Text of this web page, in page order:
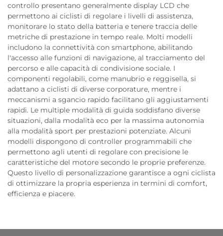
controllo presentano generalmente display LCD che
permettono ai ciclisti di regolare i livelli di assistenza,
monitorare lo stato della batteria e tenere traccia delle
metriche di prestazione in tempo reale. Molti modelli
includono la connettività con smartphone, abilitando
l'accesso alle funzioni di navigazione, al tracciamento del
percorso e alle capacità di condivisione sociale. I
componenti regolabili, come manubrio e reggisella, si
adattano a ciclisti di diverse corporature, mentre i
meccanismi a sgancio rapido facilitano gli aggiustamenti
rapidi. Le multiple modalità di guida soddisfano diverse
situazioni, dalla modalità eco per la massima autonomia
alla modalità sport per prestazioni potenziate. Alcuni
modelli dispongono di controller programmabili che
permettono agli utenti di regolare con precisione le
caratteristiche del motore secondo le proprie preferenze.
Questo livello di personalizzazione garantisce a ogni ciclista
di ottimizzare la propria esperienza in termini di comfort,
efficienza e piacere.